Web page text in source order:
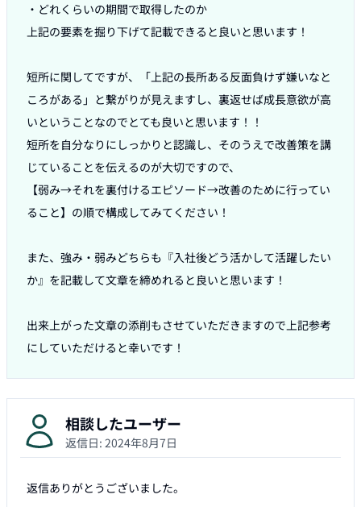
・どれくらいの期間で取得したのか
上記の要素を掘り下げて記載できると良いと思います！
短所に関してですが、「上記の長所ある反面負けず嫌いなと
ころがある」と繋がりが見えますし、裏返せば成長意欲が高
いということなのでとても良いと思います！！
短所を自分なりにしっかりと認識し、そのうえで改善策を講
じていることを伝えるのが大切ですので、
【弱み→それを裏付けるエピソード→改善のために行ってい
ること】の順で構成してみてください！
また、強み・弱みどちらも『入社後どう活かして活躍したい
か』を記載して文章を締めれると良いと思います！
出来上がった文章の添削もさせていただきますので上記参考
にしていただけると幸いです！
相談したユーザー
返信日: 2024年8月7日
返信ありがとうございました。